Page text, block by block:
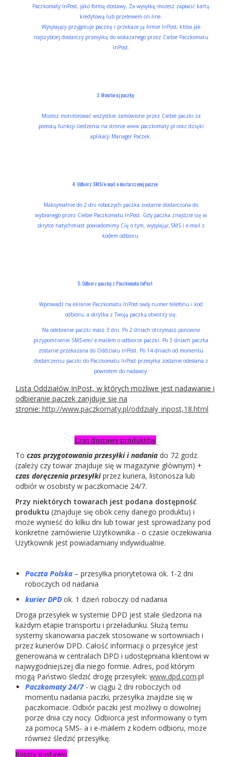
Paczkomaty InPost, jako formę dostawy. Za wysyłkę możesz zapłacić kartą
kredytową lub przelewem on-line.
Wysyłający przygotuje paczkę i przekaże ją firmie InPost, która jak
najszybciej dostarczy przesyłkę do wskazanego przez Ciebie Paczkomatu
InPost.
3. Monitoruj paczkę
Możesz monitorować wszystkie zamówione przez Ciebie paczki za
pomocą funkcji śledzenia na stronie www.paczkomaty.pl oraz dzięki
aplikacji Manager Paczek.
4. Odbierz SMS/e-mail o dostarczonej paczce
Maksymalnie do 2 dni roboczych paczka zostanie dostarczona do
wybranego przez Ciebie Paczkomatu InPost. Gdy paczka znajdzie się w
skrytce natychmiast powiadomimy Cię o tym, wysyłając SMS i e-mail z
kodem odbioru.
5. Odbierz paczkę z Paczkomatu InPost
Wprowadź na ekranie Paczkomatu InPost swój numer telefonu i kod
odbioru, a skrytka z Twoją paczką otworzy się.
Na odebranie paczki masz 3 dni. Po 2 dniach otrzymasz ponowne
przypomnienie SMS-em/ e-mailem o odbiorze paczki. Po 3 dniach paczka
zostanie przekazana do Oddziału InPost. Po 14 dniach od momentu
dostarczeniu paczki do Paczkomatu InPost przesyłka zostanie odesłana z
powrotem do nadawcy.
Lista Oddziałów InPost, w których możliwe jest nadawanie i
odbieranie paczek zanjduje się na
stronie: http://www.paczkomaty.pl/oddzialy_inpost,18.html
Czas dostawy produktów
To czas przygotowania przesyłki i nadania do 72 godz.
(zależy czy towar znajduje się w magazynie głównym) +
czas doręczenia przesyłkiprzez kuriera, listonosza lub
odbiór w osobisty w paczkomacie 24/7.
Przy niektórych towarach jest podana dostępność
produktu (znajduje się obok ceny danego produktu) i
może wynieść do kilku dni lub towar jest sprowadzany pod
konkretne zamówienie Użytkownika - o czasie oczekiwania
Użytkownik jest powiadamiany indywidualnie.
Poczta Polska – przesyłka priorytetowa ok. 1-2 dni
roboczych od nadania
kurier DPD ok. 1 dzień roboczy od nadania
Droga przesyłek w systemie DPD jest stale śledzona na
każdym etapie transportu i przeładunku. Służą temu
systemy skanowania paczek stosowane w sortowniach i
przez kurierów DPD. Całość informacji o przesyłce jest
generowana w centralach DPD i udostępniana klientowi w
najwygodniejszej dla niego formie. Adres, pod którym
mogą Państwo śledzić drogę przesyłek: www.dpd.com.pl
Paczkomaty 24/7- w ciągu 2 dni roboczych od
momentu nadania paczki, przesyłka znajdzie się w
paczkomacie. Odbiór paczki jest możliwy o dowolnej
porze dnia czy nocy. Odbiorca jest informowany o tym
za pomocą SMS- a i e-mailem z kodem odbioru, może
również śledzić przesyłkę.
Koszty dostawy: